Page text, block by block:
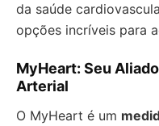
da saúde
opções incríveis para
MyHeart: Seu
Arterial
O MyHeart é um